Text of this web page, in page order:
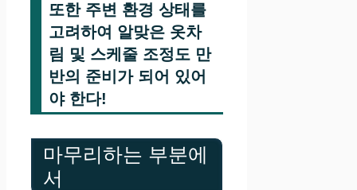
또한 주변 환경 상태를
고려하여 알맞은 옷차
림 및 스케줄 조정도 만
반의 준비가 되어 있어
야 한다!
마무리하는 부분에
서